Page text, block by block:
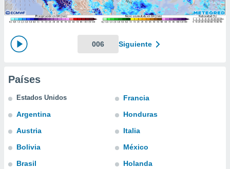
seguir
coste.
botón
a la
todas
ya sean
CONFIGURACIÓN
006 Siguiente
Países
Estados Unidos
Argentina
Austria
Bolivia
Brasil
Francia
Honduras
Italia
México
Holanda